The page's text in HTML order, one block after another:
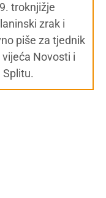
troknjižje
zrak i
piše za tjednik
Novosti i
Splitu.